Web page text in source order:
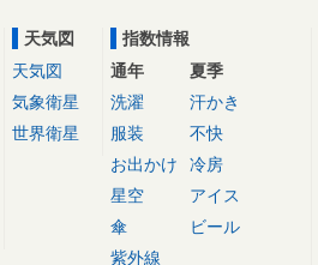
天気図
天気図
気象衛星
世界衛星
指数情報
通年
洗濯
服装
お出かけ
星空
傘
紫外線
夏季
汗かき
不快
冷房
アイス
ビール